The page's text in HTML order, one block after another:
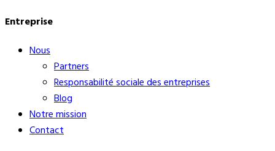
Entreprise
Nous
Partners
Responsabilité sociale des entreprises
Blog
Notre mission
Contact